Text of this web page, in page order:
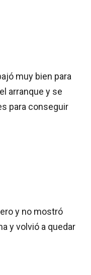
muy bien para
arranque y se
para conseguir
y no mostró
y volvió a quedar